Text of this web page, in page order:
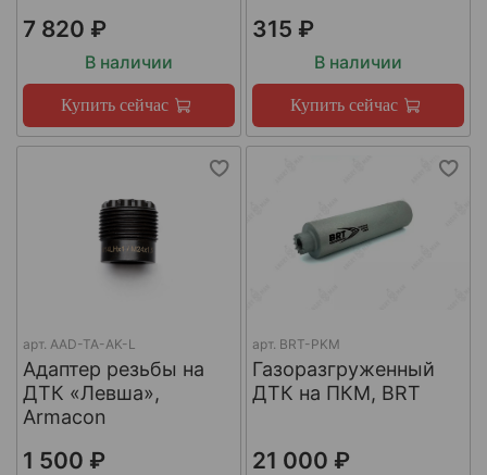
7 820 ₽
В наличии
Купить сейчас
315 ₽
В наличии
Купить сейчас
арт. AAD-TA-AK-L
Адаптер резьбы на
ДТК «Левша»,
Armacon
1 500 ₽
арт. BRT-PKM
Газоразгруженный
ДТК на ПКМ, BRT
21 000 ₽